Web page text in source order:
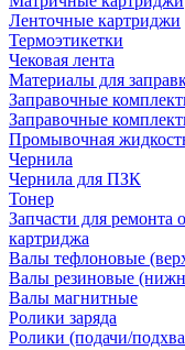
Ленточные картриджи
Термоэтикетки
Чековая лента
Материалы для
Заправочные
Заправочные
Промывочная
Чернила
Чернила для ПЗК
Тонер
Запчасти для ремонта
картриджа
Валы тефлоновые
Валы резиновые
Валы магнитные
Ролики заряда
Ролики (подачи/